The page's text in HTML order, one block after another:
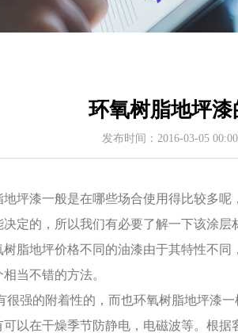
环氧树脂地坪
发布时间：2016-03-05
坪漆一般是在哪些场合使用得比较多
决定的，所以我们有必要了解一下该涂
脂地坪价格不同的油漆由于其特性不
当不错的方法。
的附着性的，而也环氧树脂地坪漆一
以在干燥季节防静电，电磁波等。根